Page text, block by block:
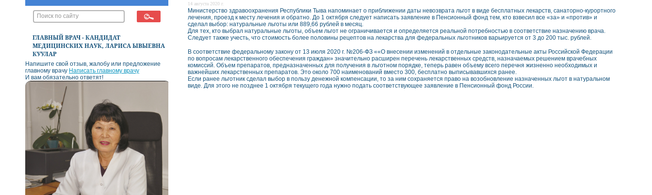
ГЛАВНЫЙ ВРАЧ - КАНДИДАТ
МЕДИЦИНСКИХ НАУК, ЛАРИСА ЫВЫЕВНА
КУУЛАР
Напишите свой отзыв, жалобу или предложение
главному врачу Написать главному врачу
И вам обязательно ответят!
14 августа 2020 г.
Министерство здравоохранения Республики Тыва напоминает о приближении даты невозврата льгот в виде бесплатных лекарств, санаторно-курортного
лечения, проезд к месту лечения и обратно. До 1 октября следует написать заявление в Пенсионный фонд тем, кто взвесил все «за» и «против» и
сделал выбор: натуральные льготы или 889,66 рублей в месяц.
Для тех, кто выбрал натуральные льготы, объем льгот не ограничивается и определяется реальной потребностью в соответствие назначению врача.
Следует также учесть, что стоимость более половины рецептов на лекарства для федеральных льготников варьируется от 3 до 200 тыс. рублей.
В соответствие федеральному закону от 13 июля 2020 г. №206-ФЗ ««О внесении изменений в отдельные законодательные акты Российской Федерации
по вопросам лекарственного обеспечения граждан» значительно расширен перечень лекарственных средств, назначаемых решением врачебных
комиссий. Объем препаратов, предназначенных для получения в льготном порядке, теперь равен объему всего перечня жизненно необходимых и
важнейших лекарственных препаратов. Это около 700 наименований вместо 300, бесплатно выписывавшихся ранее.
Если ранее льготник сделал выбор в пользу денежной компенсации, то за ним сохраняется право на возобновление назначенных льгот в натуральном
виде. Для этого не позднее 1 октября текущего года нужно подать соответствующее заявление в Пенсионный фонд России.